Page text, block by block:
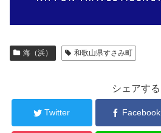
海（浜） 和歌山県すさみ町
シェアする
Twitter Facebook